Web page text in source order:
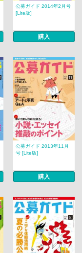
公募ガイド 2014年2月号
[Lite版]
購入
公募ガイド 2013年11月
号 [Lite版]
購入